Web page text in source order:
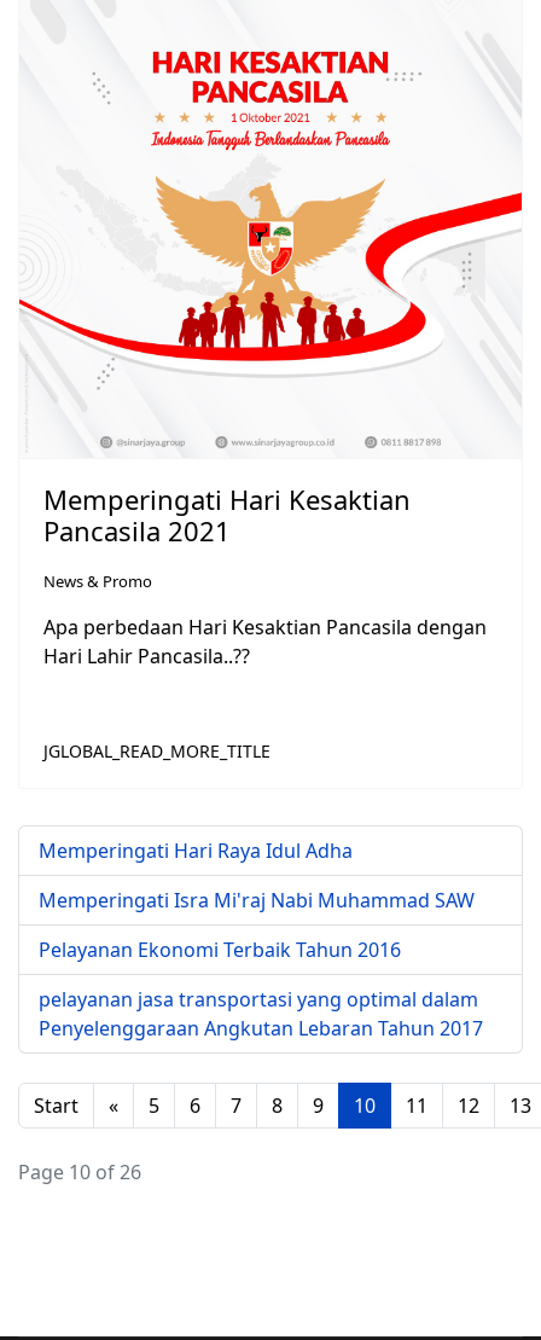
Memperingati Hari Kesaktian
Pancasila 2021
News & Promo
Apa perbedaan Hari Kesaktian Pancasila dengan
Hari Lahir Pancasila..??
JGLOBAL_READ_MORE_TITLE
Memperingati Hari Raya Idul Adha
Memperingati Isra Mi'raj Nabi Muhammad SAW
Pelayanan Ekonomi Terbaik Tahun 2016
pelayanan jasa transportasi yang optimal dalam
Penyelenggaraan Angkutan Lebaran Tahun 2017
Start « 5 6 7 8 9 10 11 12 13
Page 10 of 26